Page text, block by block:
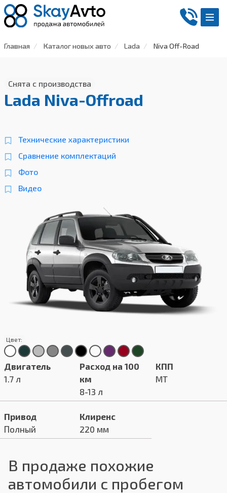
Главная Каталог новых авто Lada Niva Off-Road
Снята с производства
Lada Niva-Offroad
Технические характеристики
Сравнение комплектаций
Фото
Видео
Цвет:
Двигатель
1.7 л
Расход на 100
км
8-13 л
КПП
MT
Привод
Полный
Клиренс
220 мм
В продаже похожие
автомобили с пробегом